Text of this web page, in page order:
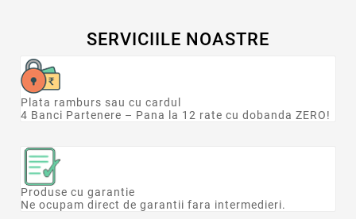
SERVICIILE NOASTRE
Plata ramburs sau cu cardul
4 Banci Partenere – Pana la 12 rate cu dobanda ZERO!
Produse cu garantie
Ne ocupam direct de garantii fara intermedieri.